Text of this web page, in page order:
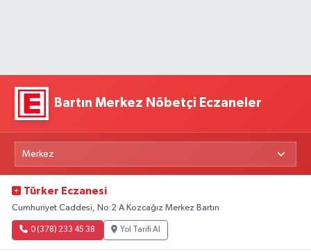
Bartın Merkez Nöbetçi Eczaneler
Türker Eczanesi
Cumhuriyet Caddesi, No:2 A Kozcağız Merkez Bartın
0 (378) 233 45 38 Yol Tarifi Al